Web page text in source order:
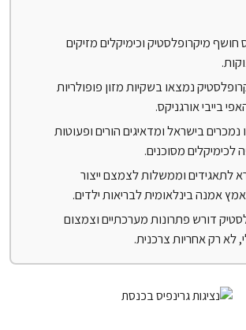
חושף מיקרופלסטיק וכימיקלים מזיקים
נמצאו בשקיות מזון פופולריות
בייבי אורגניקס.
נמכרים בישראל ומדאיגים הורים ופעוטות
מסוכנים.
לתאגידים וממשלות לצמצם ייצור
אמנה בינלאומית לבריאות ילדים.
דורש פתרונות מערכתיים וצמצום
לא רק אחריות צרכנית.